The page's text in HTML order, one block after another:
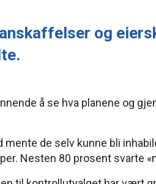
og
å se hva planene og
de selv kunne bli
Nesten 80 prosent svarte